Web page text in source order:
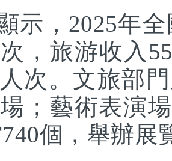
，2025年全
，旅游收入
次。文旅部
；藝術表演
個，舉辦展